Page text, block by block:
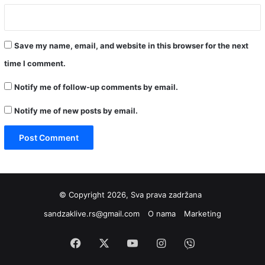
Save my name, email, and website in this browser for the next
time I comment.
Notify me of follow-up comments by email.
Notify me of new posts by email.
© Copyright 2026, Sva prava zadržana
sandzaklive.rs@gmail.com
O nama Marketing
Facebook YouTubeInstagram
Viber